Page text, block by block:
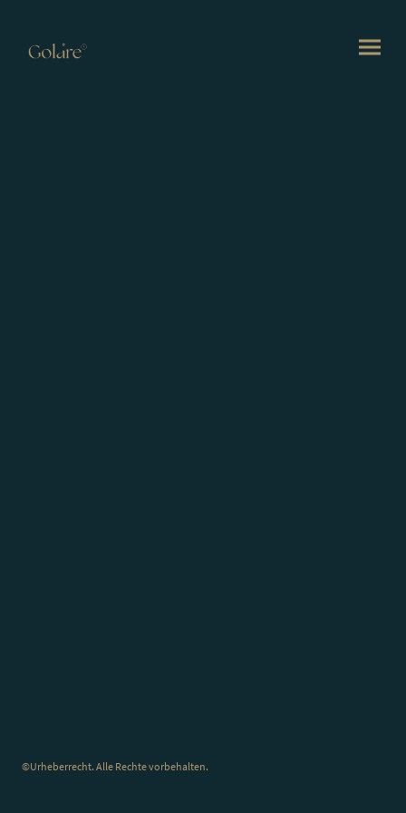
©Urheberrecht. Alle Rechte vorbehalten.